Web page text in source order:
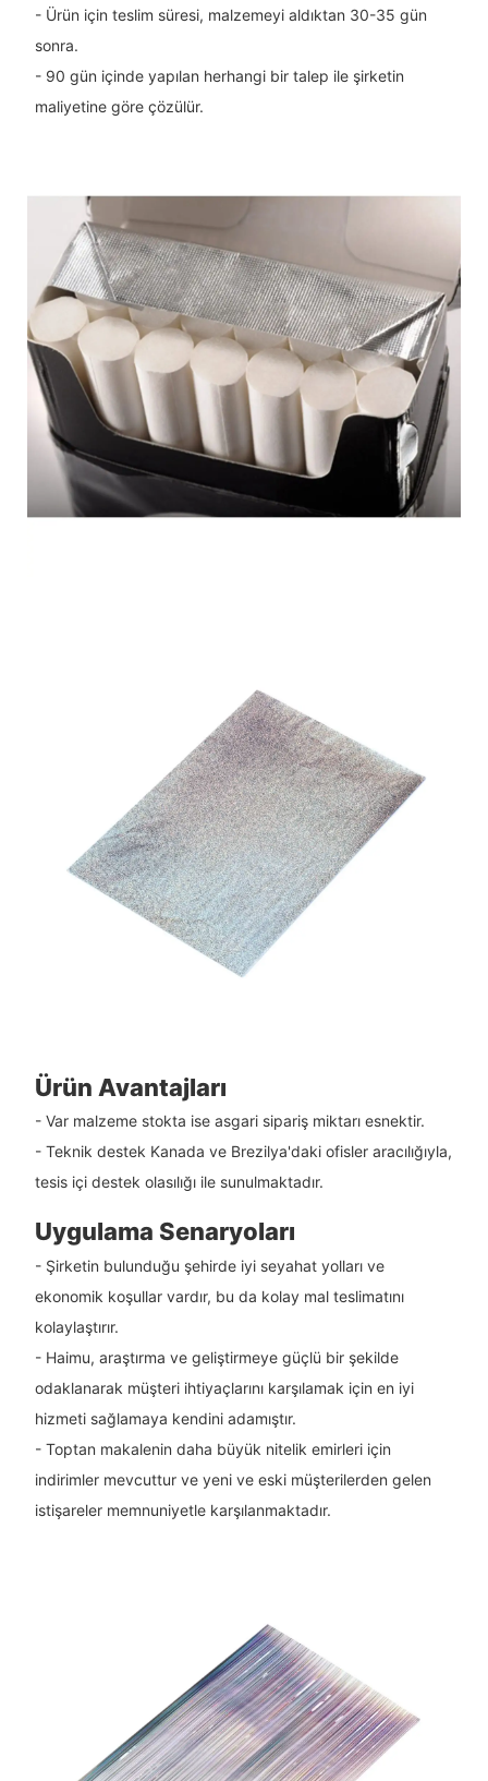
- Ürün için teslim süresi, malzemeyi aldıktan 30-35 gün
sonra.
- 90 gün içinde yapılan herhangi bir talep ile şirketin
maliyetine göre çözülür.
Ürün Avantajları
- Var malzeme stokta ise asgari sipariş miktarı esnektir.
- Teknik destek Kanada ve Brezilya'daki ofisler aracılığıyla,
tesis içi destek olasılığı ile sunulmaktadır.
Uygulama Senaryoları
- Şirketin bulunduğu şehirde iyi seyahat yolları ve
ekonomik koşullar vardır, bu da kolay mal teslimatını
kolaylaştırır.
- Haimu, araştırma ve geliştirmeye güçlü bir şekilde
odaklanarak müşteri ihtiyaçlarını karşılamak için en iyi
hizmeti sağlamaya kendini adamıştır.
- Toptan makalenin daha büyük nitelik emirleri için
indirimler mevcuttur ve yeni ve eski müşterilerden gelen
istişareler memnuniyetle karşılanmaktadır.